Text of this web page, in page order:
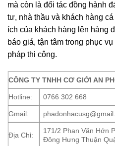
mà còn là đối tác đồng hành
tư, nhà thầu và khách hàng
ích của khách hàng lên hàng
báo giá, tận tâm trong phục
pháp thi công.
CÔNG TY TNHH CƠ GIỚI AN
Hotline: 0766 302 668
Gmail:
Địa Chỉ:
171/2 Phan Văn Hớn
Đông Hưng Thuận